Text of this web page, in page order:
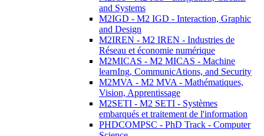
and Systems
M2IGD - M2 IGD - Interaction, Graphic
and Design
M2IREN - M2 IREN - Industries de
Réseau et économie numérique
M2MICAS - M2 MICAS - Machine
learnIng, CommunicAtions, and Security
M2MVA - M2 MVA - Mathématiques,
Vision, Apprentissage
M2SETI - M2 SETI - Systèmes
embarqués et traitement de l'information
PHDCOMPSC - PhD Track - Computer